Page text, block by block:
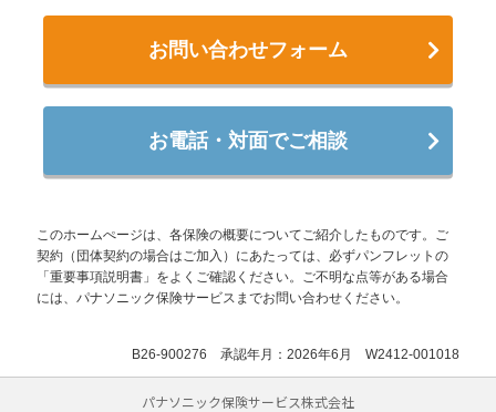
お問い合わせフォーム
お電話・対面でご相談
このホームぺージは、各保険の概要についてご紹介したものです。ご
契約（団体契約の場合はご加入）にあたっては、必ずパンフレットの
「重要事項説明書」をよくご確認ください。ご不明な点等がある場合
には、パナソニック保険サービスまでお問い合わせください。
B26-900276 承認年月：2026年6月 W2412-001018
パナソニック保険サービス株式会社